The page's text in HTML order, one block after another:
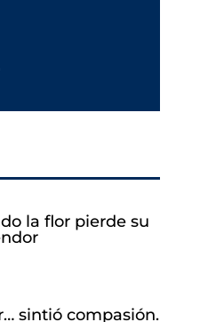
la flor pierde su
sintió compasión.